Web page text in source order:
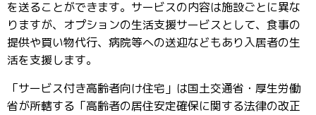
を送ることができます。サービスの内容は施設ごとに異な
りますが、オプションの生活支援サービスとして、食事の
提供や買い物代行、病院等への送迎などもあり入居者の生
活を支援します。
「サービス付き高齢者向け住宅」は国土交通省・厚生労働
省が所轄する「高齢者の居住安定確保に関する法律の改正